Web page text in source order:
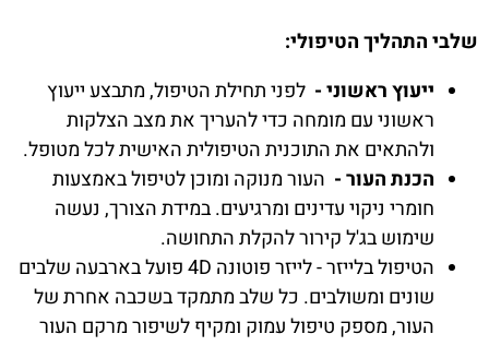
שלבי התהליך הטיפולי:
ייעוץ ראשוני - לפני תחילת הטיפול, מתבצע ייעוץ
ראשוני עם מומחה כדי להעריך את מצב הצלקות
ולהתאים את התוכנית הטיפולית האישית לכל מטופל.
הכנת העור - העור מנוקה ומוכן לטיפול באמצעות
חומרי ניקוי עדינים ומרגיעים. במידת הצורך, נעשה
שימוש בג'ל קירור להקלת התחושה.
הטיפול בלייזר - לייזר פוטונה 4D פועל בארבעה שלבים
שונים ומשולבים. כל שלב מתמקד בשכבה אחרת של
העור, מספק טיפול עמוק ומקיף לשיפור מרקם העור